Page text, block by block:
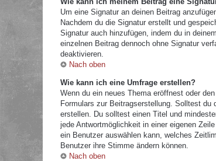
Um eine Signatur an deinen Beitrag
Nachdem du die Signatur erstellt und
Signatur auch hinzufügen, indem du in
einzelnen Beitrag dennoch ohne Signatur
deaktivieren.
Nach oben
Wie kann ich eine Umfrage erstellen?
Wenn du ein neues Thema eröffnest oder
Formulars zur Beitragserstellung. Solltest
erstellen. Du solltest einen Titel und
jede Antwortmöglichkeit in einer eigenen
ein Benutzer auswählen kann, welches
Benutzer ihre Stimme ändern können.
Nach oben